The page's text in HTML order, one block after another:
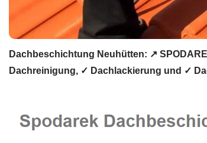
Dachbeschichtung Neuhütten: ↗️
Dachreinigung, ✓ Dachlackierung und ✓